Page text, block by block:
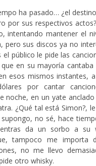
ha pasado… ¿el
por sus respectivos
intentando mantener el
pero sus discos ya no
público le pide las
en su mayoría
esos mismos instantes,
por cantar
noche, en un yate
¿Qué tal está Simon?,
supongo, no sé, hace
da un sorbo a su
tampoco me importa
no me llevo
otro whisky.